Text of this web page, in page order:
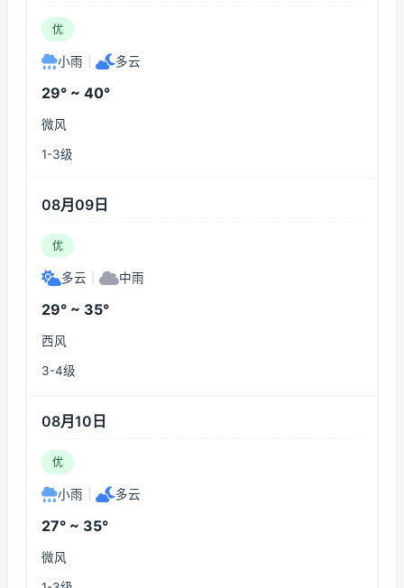
优
小雨 多云
29° ~ 40°
微风
1-3级
08月09日
优
多云 中雨
29° ~ 35°
西风
3-4级
08月10日
优
小雨 多云
27° ~ 35°
微风